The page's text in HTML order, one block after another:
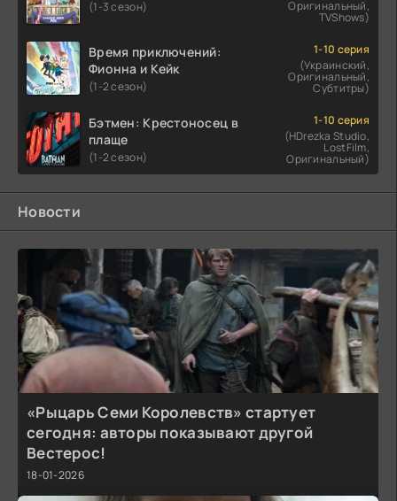
(1-3 сезон) Оригинальный,
TVShows)
Время приключений:
Фионна и Кейк
(1-2 сезон)
1-10 серия
(Украинский,
Оригинальный,
Субтитры)
Бэтмен: Крестоносец в
плаще
(1-2 сезон)
1-10 серия
(HDrezka Studio,
LostFilm,
Оригинальный)
Новости
«Рыцарь Семи Королевств» стартует
сегодня: авторы показывают другой
Вестерос!
18-01-2026